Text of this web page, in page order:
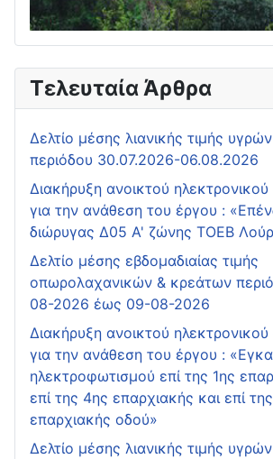
Τελευταία Άρθρα
Δελτίο μέσης λιανικής τιμής
περιόδου 30.07.2026-06.08.2026
Διακήρυξη ανοικτού
για την ανάθεση του έργου :
διώρυγας Δ05 Α' ζώνης ΤΟΕΒ
Δελτίο μέσης εβδομαδιαίας τιμής
οπωρολαχανικών & κρεάτων
08-2026 έως 09-08-2026
Διακήρυξη ανοικτού
για την ανάθεση του έργου :
ηλεκτροφωτισμού επί της 1ης
επί της 4ης επαρχιακής και επί
επαρχιακής οδού»
Δελτίο μέσης λιανικής τιμής